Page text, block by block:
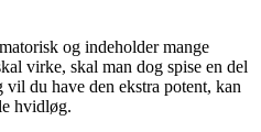
og indeholder mange
virke, skal man dog spise en del
du have den ekstra potent, kan
hvidløg.